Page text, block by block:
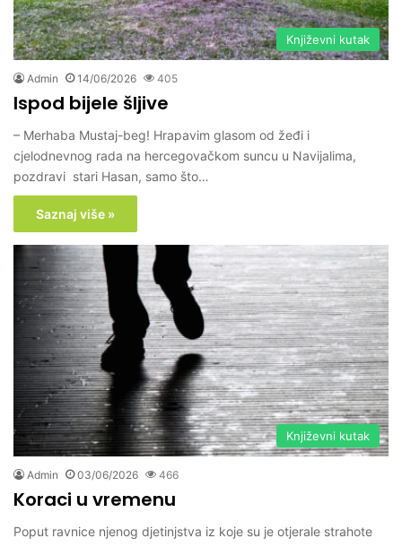
Književni kutak
Admin 14/06/2026 405
Ispod bijele šljive
– Merhaba Mustaj-beg! Hrapavim glasom od žeđi i
cjelodnevnog rada na hercegovačkom suncu u Navijalima,
pozdravi stari Hasan, samo što…
Saznaj više »
Književni kutak
Admin 03/06/2026 466
Koraci u vremenu
Poput ravnice njenog djetinjstva iz koje su je otjerale strahote